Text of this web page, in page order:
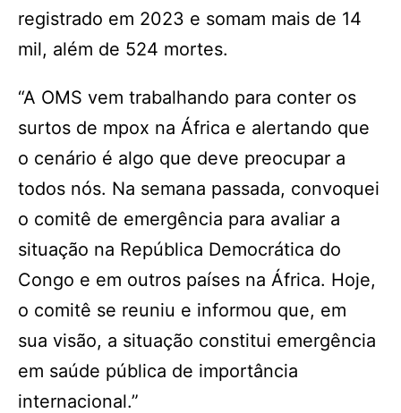
registrado em 2023 e somam mais de 14
mil, além de 524 mortes.
“A OMS vem trabalhando para conter os
surtos de mpox na África e alertando que
o cenário é algo que deve preocupar a
todos nós. Na semana passada, convoquei
o comitê de emergência para avaliar a
situação na República Democrática do
Congo e em outros países na África. Hoje,
o comitê se reuniu e informou que, em
sua visão, a situação constitui emergência
em saúde pública de importância
internacional.”